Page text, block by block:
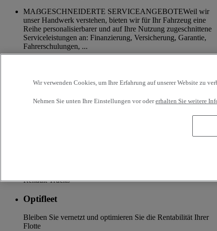
MAẞGESCHNEIDERTE SERVICEANGEBOTEWeil wir
unser Handwerk verstehen, bieten wir für Ihr Fahrzeug eine
Reihe personalisierbarer und auf Ihre Nutzung zugeschnittene
Serviceleistungen an: Finanzierung, Versicherung, Garantie,
Fahrerschulungen, ...
Mehr Infos zu zusätzlichen Services
Versicherung & Finanzierung
Renault Trucks
Optifleet
Bleiben Sie vernetzt und optimieren Sie die Rentabilität Ihrer
Flotte
Wir verwenden Cookies, um Ihre Erfahrung auf unserer Website zu
Nehmen Sie unten Ihre Einstellungen vor odererhalten Sie weitere